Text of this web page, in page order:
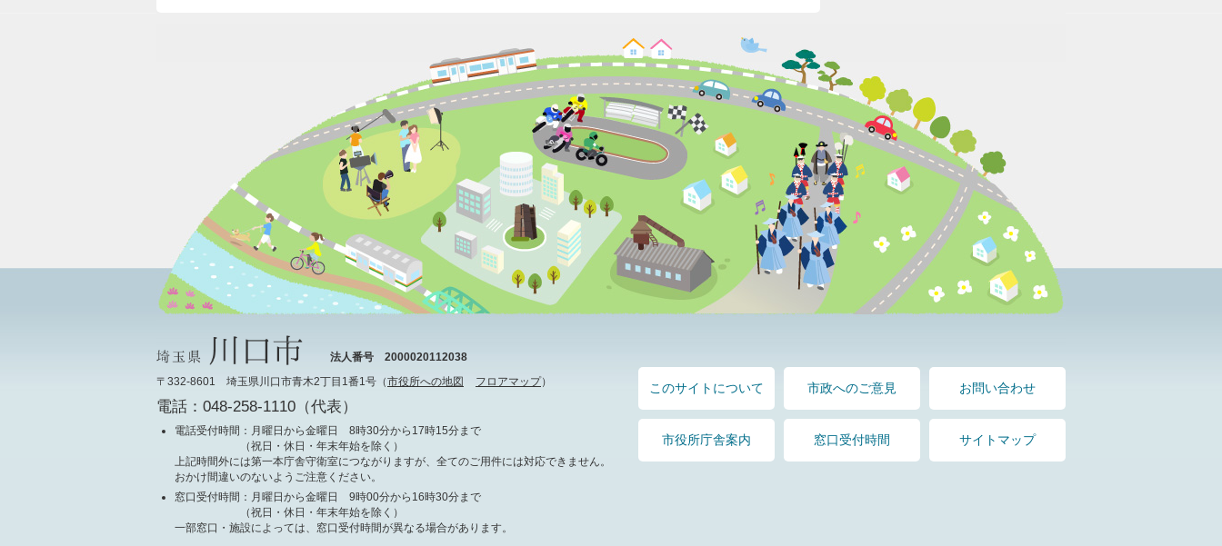
法人番号 2000020112038
〒332-8601 埼玉県川口市青木2丁目1番1号（市役所への地図 フロアマップ）
電話：048-258-1110（代表）
電話受付時間 ：月曜日から金曜日 8時30分から17時15分まで
（祝日・休日・年末年始を除く）
上記時間外には第一本庁舎守衛室につながりますが、全てのご用件には対応できません。
おかけ間違いのないようご注意ください。
窓口受付時間 ：月曜日から金曜日 9時00分から16時30分まで
（祝日・休日・年末年始を除く）
一部窓口・施設によっては、窓口受付時間が異なる場合があります。
このサイトについて 市政へのご意見 お問い合わせ
市役所庁舎案内 窓口受付時間 サイトマップ